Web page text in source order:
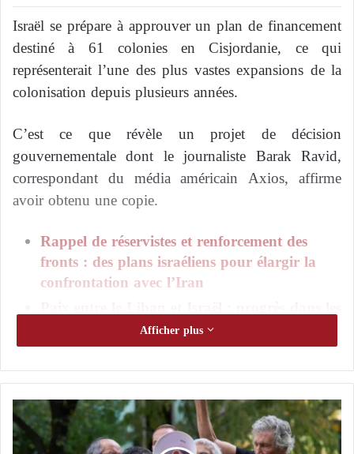
Israël se prépare à approuver un plan de financement
destiné à 61 colonies en Cisjordanie, ce qui
représenterait l’une des plus vastes expansions de la
colonisation depuis plusieurs années.
C’est ce que révèle un projet de décision
gouvernementale dont le journaliste Barak Ravid,
correspondant du média américain Axios, affirme
avoir obtenu une copie.
Rappel de réservistes et renforcement des
fronts : des plans israéliens pour élargir la
confrontation avec l’Iran
Paix entre le Liban et Israël : progrès dans les
négociations et les États-Unis désignent
l’unique obstacle
Détails du plan
Le projet de décision montre que legouvernement
Afficher plus
L
e
p